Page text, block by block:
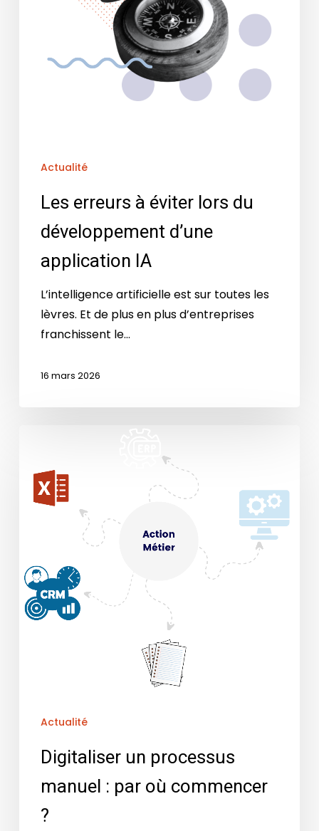
Actualité
Les erreurs à éviter lors du
développement d’une
application IA
L’intelligence artificielle est sur toutes les
lèvres. Et de plus en plus d’entreprises
franchissent le…
16 mars 2026
Actualité
Digitaliser un processus
manuel : par où commencer
?